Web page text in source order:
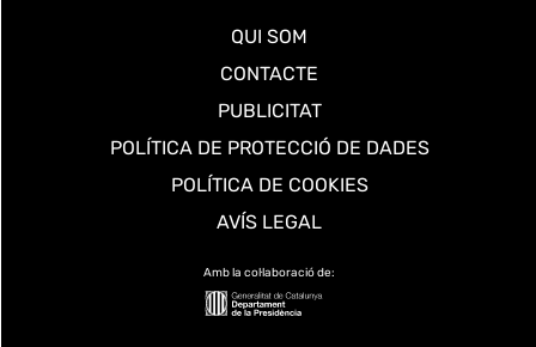
QUI SOM
CONTACTE
PUBLICITAT
POLÍTICA DE PROTECCIÓ DE DADES
POLÍTICA DE COOKIES
AVÍS LEGAL
Amb la col·laboració de: